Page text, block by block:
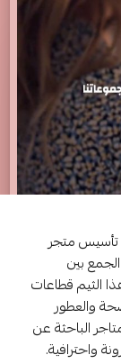
تأسيس متجر
بين
الثيم قطاعات
والعطور
الباحثة عن
واحترافية.